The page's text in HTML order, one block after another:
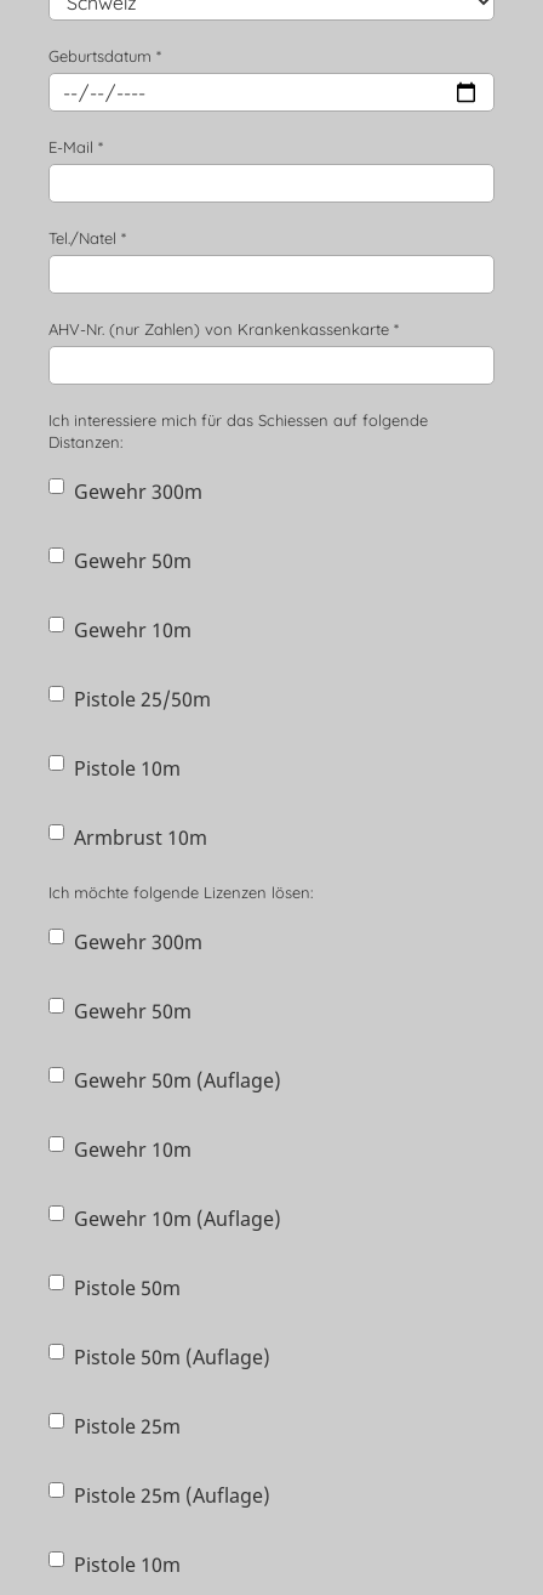
Geburtsdatum *
E-Mail *
Tel./Natel *
AHV-Nr. (nur Zahlen) von Krankenkassenkarte *
Ich interessiere mich für das Schiessen auf folgende
Distanzen:
Gewehr 300m
Gewehr 50m
Gewehr 10m
Pistole 25/50m
Pistole 10m
Armbrust 10m
Ich möchte folgende Lizenzen lösen:
Gewehr 300m
Gewehr 50m
Gewehr 50m (Auflage)
Gewehr 10m
Gewehr 10m (Auflage)
Pistole 50m
Pistole 50m (Auflage)
Pistole 25m
Pistole 25m (Auflage)
Pistole 10m